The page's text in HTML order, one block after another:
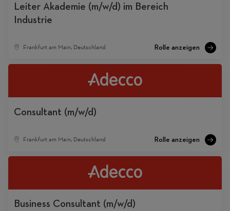
Leiter Akademie (m/w/d) im Bereich
Industrie
Frankfurt am Main, Deutschland
Consultant (m/w/d)
Frankfurt am Main, Deutschland
Business Consultant (m/w/d)